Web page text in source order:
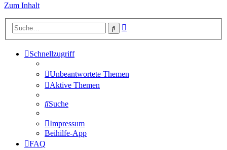
Zum Inhalt
Suche
Schnellzugriff
Unbeantwortete Themen
Aktive Themen
Suche
Impressum
Beihilfe-App
FAQ